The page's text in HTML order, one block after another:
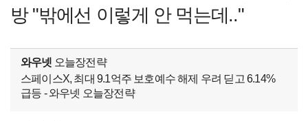
방 "밖에선 이렇게 안 먹는데.."
와우넷 오늘장전략
스페이스X, 최대 9.1억주 보호예수 해제 우려 딛고 6.14%
급등 - 와우넷 오늘장전략